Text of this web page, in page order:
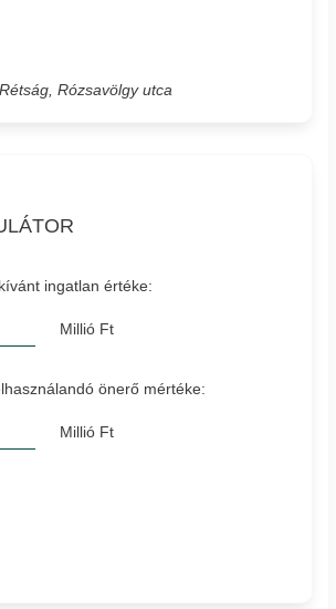
Rózsavölgy utca
ingatlan értéke:
Millió Ft
önerő mértéke:
Millió Ft